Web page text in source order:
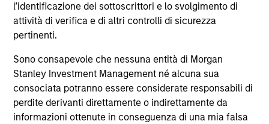
l’identificazione dei sottoscrittori e lo svolgimento di
attività di verifica e di altri controlli di sicurezza
pertinenti.
Sono consapevole che nessuna entità di Morgan
Stanley Investment Management né alcuna sua
consociata potranno essere considerate responsabili di
perdite derivanti direttamente o indirettamente da
informazioni ottenute in conseguenza di una mia falsa
recuperare l'importo investito.
I dati di performance per i comparti con track record
inferiore a un anno non sono illustrati. Le performance sono
calcolate al netto delle commissioni. I dati di performance
da inizio anno non sono annualizzati. Le performance di
altre classi di azioni, se disponibili, potrebbero essere
diverse. Prima di investire si consiglia di valutare
attentamente gli obiettivi d’investimento, i rischi, le
commissioni e le spese del comparto.